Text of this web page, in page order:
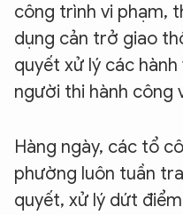
công trình vi phạm,
dụng cản trở giao
quyết xử lý các
người thi hành công
Hàng ngày, các tổ
phường luôn tuần
quyết, xử lý dứt